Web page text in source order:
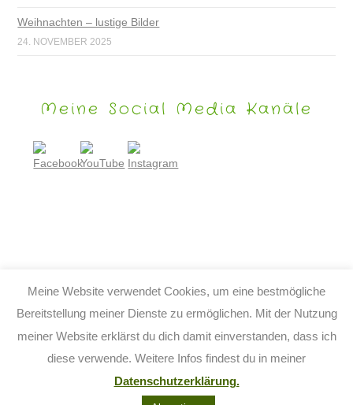
Weihnachten – lustige Bilder
24. NOVEMBER 2025
Meine Social Media Kanäle
Meine Website verwendet Cookies, um eine bestmögliche
Bereitstellung meiner Dienste zu ermöglichen. Mit der Nutzung
meiner Website erklärst du dich damit einverstanden, dass ich
diese verwende. Weitere Infos findest du in meiner
Datenschutzerklärung.